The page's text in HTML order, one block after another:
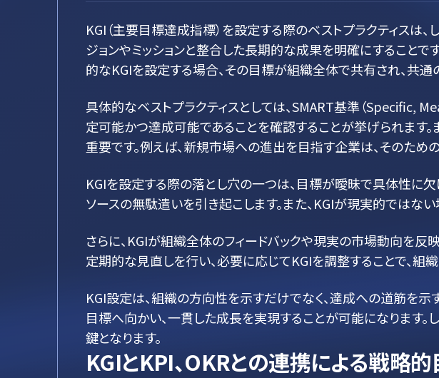
KGI（主要目標達成指標）を設定する際のベストプラクティスは
ジョンやミッションと整合した長期的な成果を明確にすることで
的なKGIを設定する場合、その目標が組織全体で共有され、共通
具体的なベストプラクティスとしては、SMART基準（
定可能かつ達成可能であることを確認することが挙げられます
重要です。例えば、新規市場への進出を目指す企業は、そのた
KGIを設定する際の落とし穴の一つは、目標が曖昧で具体性に欠
ソースの無駄遣いを引き起こします。また、KGIが現実的ではな
さらに、KGIが組織全体のフィードバックや現実の市場動向を
定期的な見直しを行い、必要に応じてKGIを調整することで、組
KGI設定は、組織の方向性を示すだけでなく、達成への道筋を
目標へ向かい、一貫した成長を実現することが可能になります
鍵となります。
KGIとKPI、OKRとの連携による戦略